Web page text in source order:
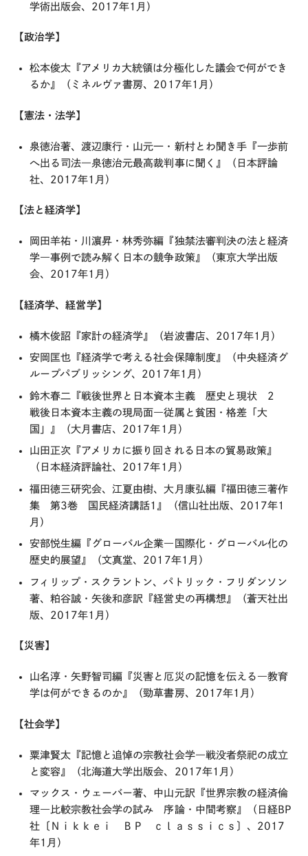
学術出版会、2017年1月）
【政治学】
松本俊太『アメリカ大統領は分極化した議会で何ができ
るか』（ミネルヴァ書房、2017年1月）
【憲法・法学】
泉徳治著、渡辺康行・山元一・新村とわ聞き手『一歩前
へ出る司法―泉徳治元最高裁判事に聞く』（日本評論
社、2017年1月）
【法と経済学】
岡田羊祐・川濵昇・林秀弥編『独禁法審判決の法と経済
学―事例で読み解く日本の競争政策』（東京大学出版
会、2017年1月）
【経済学、経営学】
橘木俊詔『家計の経済学』（岩波書店、2017年1月）
安岡匡也『経済学で考える社会保障制度』（中央経済グ
ループパブリッシング、2017年1月）
鈴木春二『戦後世界と日本資本主義 歴史と現状 2
戦後日本資本主義の現局面―従属と貧困・格差「大
国」』（大月書店、2017年1月）
山田正次『アメリカに振り回される日本の貿易政策』
（日本経済評論社、2017年1月）
福田徳三研究会、江夏由樹、大月康弘編『福田徳三著作
集 第3巻 国民経済講話1』（信山社出版、2017年1
月）
安部悦生編『グローバル企業―国際化・グローバル化の
歴史的展望』（文真堂、2017年1月）
フィリップ・スクラントン、パトリック・フリダンソン
著、粕谷誠・矢後和彦訳『経営史の再構想』（蒼天社出
版、2017年1月）
【災害】
山名淳・矢野智司編『災害と厄災の記憶を伝える―教育
学は何ができるのか』（勁草書房、2017年1月）
【社会学】
粟津賢太『記憶と追悼の宗教社会学―戦没者祭祀の成立
と変容』（北海道大学出版会、2017年1月）
マックス・ウェーバー著、中山元訳『世界宗教の経済倫
理―比較宗教社会学の試み 序論・中間考察』（日経BP
社〔Ｎｉｋｋｅｉ ＢＰ ｃｌａｓｓｉｃｓ〕、2017
年1月）